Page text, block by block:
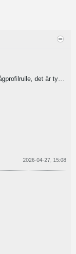
Alla vet ju att Ambassadeur inte är en lågprofilrulle, det är tydligt. Men hur hög profil har de egentligen?...
2026-04-27, 15:08